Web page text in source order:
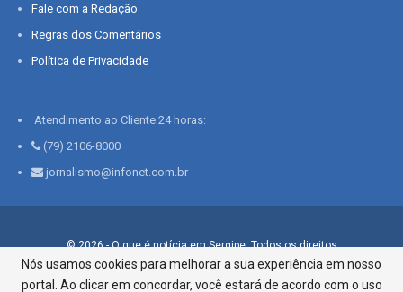
Fale com a Redação
Regras dos Comentários
Política de Privacidade
Atendimento ao Cliente 24 horas:
(79) 2106-8000
jornalismo@infonet.com.br
© 2026 - O que é notícia em Sergipe. Todos os direitos
reservados.
Infonet - Rua Monsenhor Silveira 276, Bairro São José |
Nós usamos cookies para melhorar a sua experiência em nosso
portal. Ao clicar em concordar, você estará de acordo com o uso